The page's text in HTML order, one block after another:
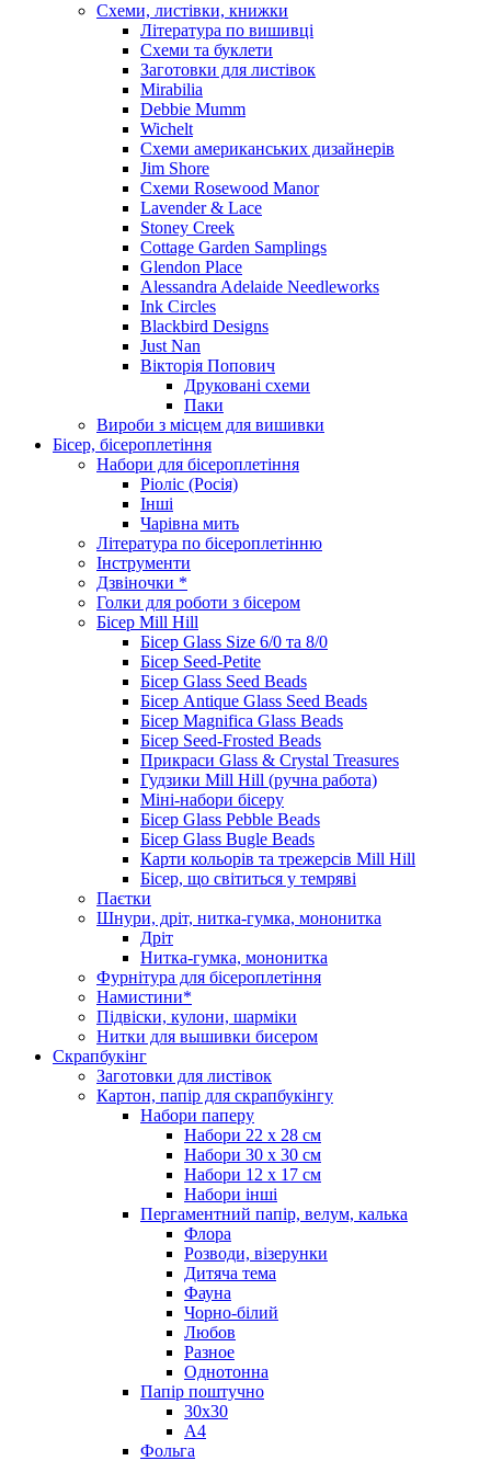
Схеми, листівки, книжки
Література по вишивці
Схеми та буклети
Заготовки для листівок
Mirabilia
Debbie Mumm
Wichelt
Схеми американських дизайнерів
Jim Shore
Cхеми Rosewood Manor
Lavender & Lace
Stoney Creek
Cottage Garden Samplings
Glendon Place
Alessandra Adelaide Needleworks
Ink Circles
Blackbird Designs
Just Nan
Вікторія Попович
Друковані схеми
Паки
Вироби з місцем для вишивки
Бісер, бісероплетіння
Набори для бісероплетіння
Ріоліс (Росія)
Інші
Чарівна мить
Література по бісероплетінню
Інструменти
Дзвіночки *
Голки для роботи з бісером
Бісер Mill Hill
Бісер Glass Size 6/0 та 8/0
Бісер Seed-Petite
Бісер Glass Seed Beads
Бісер Antique Glass Seed Beads
Бісер Magnifica Glass Beads
Бісер Seed-Frosted Beads
Прикраси Glass & Crystal Treasures
Гудзики Mill Hill (ручна работа)
Міні-набори бісеру
Бісер Glass Pebble Beads
Бісер Glass Bugle Beads
Карти кольорів та трежерсів Mill Hill
Бісер, що світиться у темряві
Паєтки
Шнури, дріт, нитка-гумка, мононитка
Дріт
Нитка-гумка, мононитка
Фурнітура для бісероплетіння
Намистини*
Підвіски, кулони, шарміки
Нитки для вышивки бисером
Скрапбукінг
Заготовки для листівок
Картон, папір для скрапбукінгу
Набори паперу
Набори 22 х 28 см
Набори 30 х 30 см
Набори 12 х 17 см
Набори інші
Пергаментний папір, велум, калька
Флора
Розводи, візерунки
Дитяча тема
Фауна
Чорно-білий
Любов
Разное
Однотонна
Папір поштучно
30х30
А4
Фольга